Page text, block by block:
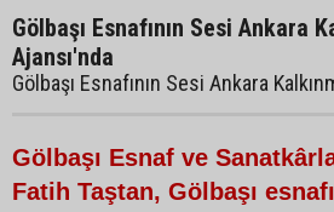
Gölbaşı Esnafının Sesi Ankara
Ajansı'nda
Gölbaşı Esnafının Sesi Ankara
Gölbaşı Esnaf ve
Fatih Taştan, Gölbaşı